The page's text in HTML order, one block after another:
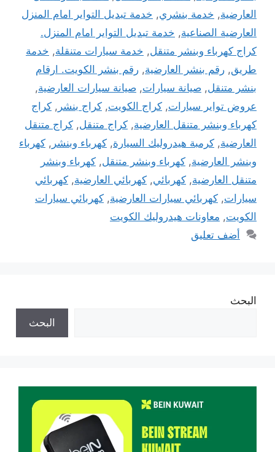
العارضية, خدمة بنشري, خدمة تبديل التواير امام المنزل
العارضية الصناعية, خدمة تبديل التواير امام المنزل.
كراج كهرباء وبنشر متنقل, خدمة سيارات متنقلة, خدمة
طريق, رقم بنشر العارضية, رقم بنشر الكويت. ارقام
بنشر متنقل, صيانة سيارات, صيانة سيارات العارضية,
عروض تواير سيارات, كراج الكويت, كراج بنشر , كراج
كهرباء وبنشر متنقل العارضية, كراج متنقل, كراج متنقل
العارضية, كرمبة هيدروليك السيارة, كهرباء وبنشر , كهرباء
وبنشر العارضية, كهرباء وبنشر متنقل, كهرباء وبنشر
متنقل العارضية, كهربائي, كهربائي العارضية, كهربائي
سيارات, كهربائي سيارات العارضية, كهربائي سيارات
الكويت, معاونات هيدروليك الكويت
أضف تعليق
البحث
البحث